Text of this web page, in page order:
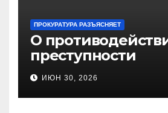
ПРОКУРАТУРА РАЗЪЯСНЯЕТ
О
преступности
нарушению их
ИЮН 30, 2026